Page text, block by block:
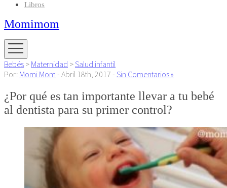
Libros
Momimom
Bebés > Maternidad >Salud infantil
Por: Momi Mom - Abril 18th, 2017 - Sin Comentarios »
¿Por qué es tan importante llevar a tu bebé
al dentista para su primer control?